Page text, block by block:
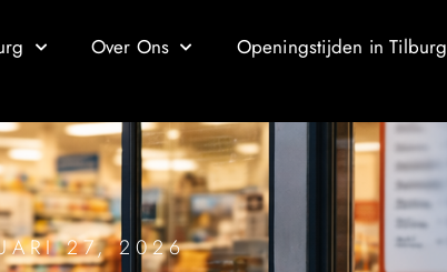
Over Ons Openingstijden in Tilburg
27, 2026